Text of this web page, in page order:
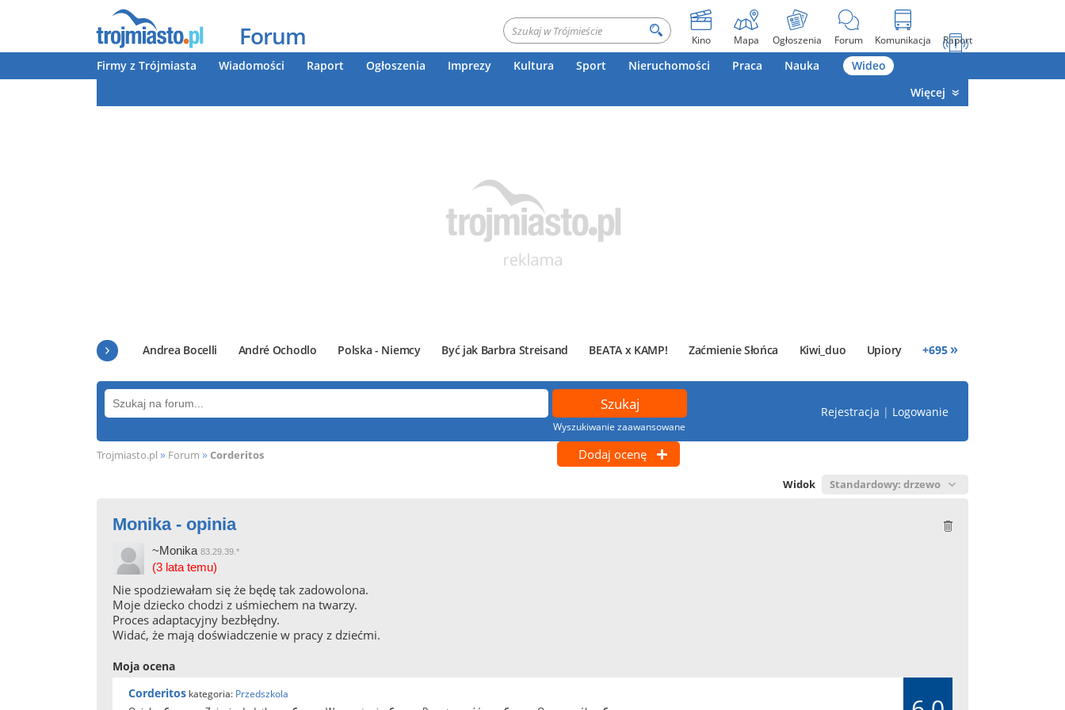
Forum Kino Mapa Ogłoszenia Forum Komunikacja Raport
Firmy z Trójmiasta Wiadomości Raport Ogłoszenia Imprezy Kultura Sport Nieruchomości Praca Nauka
Wideo
Więcej
Andrea Bocelli André Ochodlo Polska - Niemcy Być jak Barbra Streisand BEATA x KAMP! Zaćmienie Słońca Kiwi_duo Upiory +695 »
Wyszukiwanie zaawansowane
Rejestracja | Logowanie
Trojmiasto.pl » Forum » Corderitos Dodaj ocenę
Widok
Monika - opinia
~Monika 83.29.39.*
(3 lata temu)
Nie spodziewałam się że będę tak zadowolona.
Moje dziecko chodzi z uśmiechem na twarzy.
Proces adaptacyjny bezbłędny.
Widać, że mają doświadczenie w pracy z dziećmi.
Moja ocena
Corderitos kategoria: Przedszkola